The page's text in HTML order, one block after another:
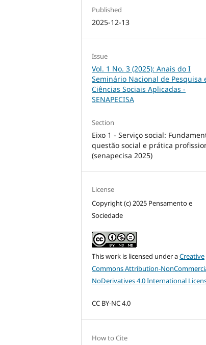
Published
2025-12-13
Issue
Vol. 1 No. 3 (2025): Anais do I
Seminário Nacional de Pesquisa
Ciências Sociais Aplicadas -
SENAPECISA
Section
Eixo 1 - Serviço social:
questão social e prática
(senapecisa 2025)
License
Copyright (c) 2025 Pensamento e
Sociedade
This work is licensed under aCreative
Commons Attribution-
NoDerivatives 4.0 International
CC BY-NC 4.0
How to Cite